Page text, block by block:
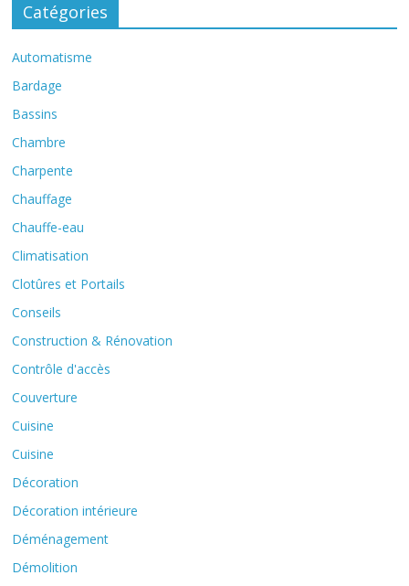
Catégories
Automatisme
Bardage
Bassins
Chambre
Charpente
Chauffage
Chauffe-eau
Climatisation
Clotûres et Portails
Conseils
Construction & Rénovation
Contrôle d'accès
Couverture
Cuisine
Cuisine
Décoration
Décoration intérieure
Déménagement
Démolition